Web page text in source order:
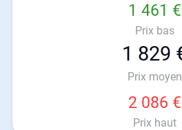
1 461 €
Prix bas
1 829
Prix moyen
2 086 €
Prix haut